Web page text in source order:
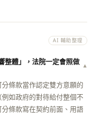
AI 輔助整理
整體」，法院一定會照做
▾
條款當作認定雙方意願的
如政府的對待給付整個不
條款寫在契約前面、用語